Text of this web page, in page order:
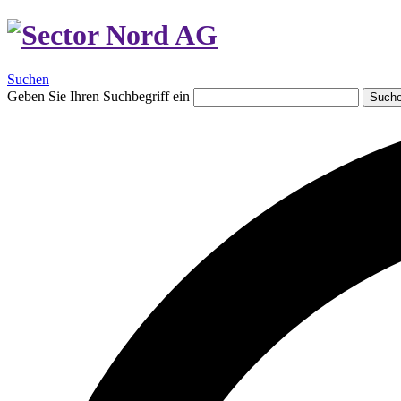
Suchen
Geben Sie Ihren Suchbegriff ein